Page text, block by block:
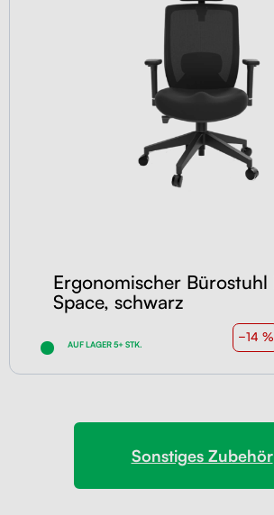
Ergonomischer
Space, schwarz
AUF LAGER 5+ STK.
−14 %
Sonstiges Zubehör